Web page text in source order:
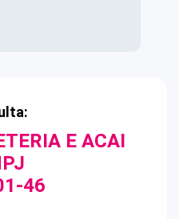
E ACAI
46